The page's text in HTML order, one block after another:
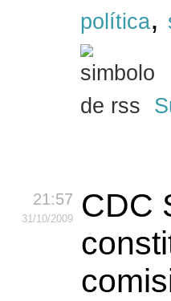
política,
21:57
31/10/2009
CDC